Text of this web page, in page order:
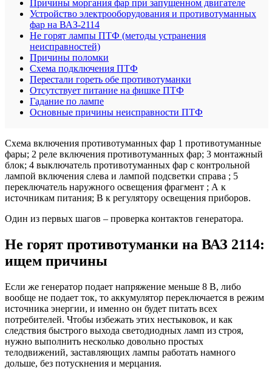
Причины моргания фар при запущенном двигателе
Устройство электрооборудования и противотуманных
фар на ВАЗ-2114
Не горят лампы ПТФ (методы устранения
неисправностей)
Причины поломки
Схема подключения ПТФ
Перестали гореть обе противотуманки
Отсутствует питание на фишке ПТФ
Гадание по лампе
Основные причины неисправности ПТФ
Схема включения противотуманных фар 1 противотуманные
фары; 2 реле включения противотуманных фар; 3 монтажный
блок; 4 выключатель противотуманных фар с контрольной
лампой включения слева и лампой подсветки справа ; 5
переключатель наружного освещения фрагмент ; А к
источникам питания; В к регулятору освещения приборов.
Один из первых шагов – проверка контактов генератора.
Не горят противотуманки на ВАЗ 2114:
ищем причины
Если же генератор подает напряжение меньше 8 В, либо
вообще не подает ток, то аккумулятор переключается в режим
источника энергии, и именно он будет питать всех
потребителей. Чтобы избежать этих нестыковок, и как
следствия быстрого выхода светодиодных ламп из строя,
нужно выполнить несколько довольно простых
телодвижений, заставляющих лампы работать намного
дольше, без потускнения и мерцания.